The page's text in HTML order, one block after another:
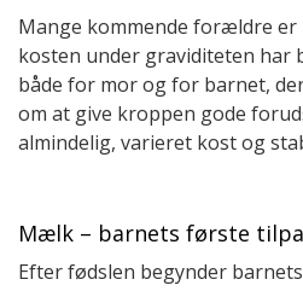
Mange kommende forældre er
kosten under graviditeten har
både for mor og for barnet,
om at give kroppen gode
almindelig, varieret kost og
Mælk – barnets første
Efter fødslen begynder